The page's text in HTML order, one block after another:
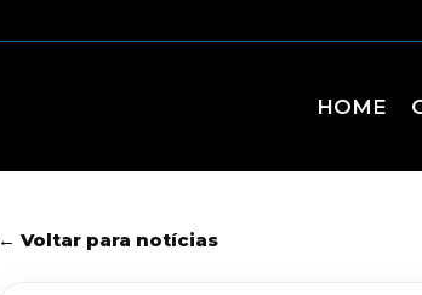
HOME
← Voltar para notícias